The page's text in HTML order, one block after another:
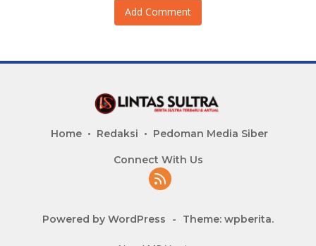
Add Comment
Home Redaksi Pedoman Media Siber
Connect With Us
Powered by WordPress - Theme: wpberita.